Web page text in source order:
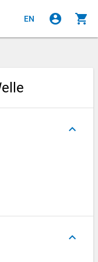
EN account_circle shopping_cart
keyboard_arrow_up
keyboard_arrow_up